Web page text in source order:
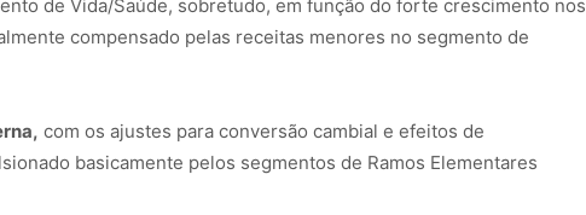
de Vida/Saúde, sobretudo, em função do forte crescimento nos
compensado pelas receitas menores no segmento de
com os ajustes para conversão cambial e efeitos de
basicamente pelos segmentos de Ramos Elementares